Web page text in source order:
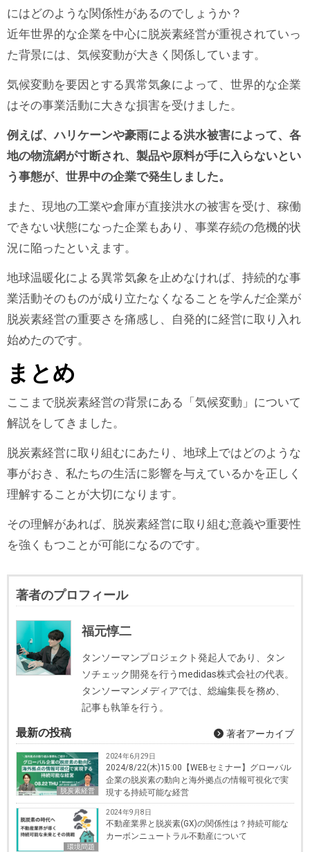
にはどのような関係性があるのでしょうか？
近年世界的な企業を中心に脱炭素経営が重視されていっ
た背景には、気候変動が大きく関係しています。
気候変動を要因とする異常気象によって、世界的な企業
はその事業活動に大きな損害を受けました。
例えば、ハリケーンや豪雨による洪水被害によって、各
地の物流網が寸断され、製品や原料が手に入らないとい
う事態が、世界中の企業で発生しました。
また、現地の工業や倉庫が直接洪水の被害を受け、稼働
できない状態になった企業もあり、事業存続の危機的状
況に陥ったといえます。
地球温暖化による異常気象を止めなければ、持続的な事
業活動そのものが成り立たなくなることを学んだ企業が
脱炭素経営の重要さを痛感し、自発的に経営に取り入れ
始めたのです。
まとめ
ここまで脱炭素経営の背景にある「気候変動」について
解説をしてきました。
脱炭素経営に取り組むにあたり、地球上ではどのような
事がおき、私たちの生活に影響を与えているかを正しく
理解することが大切になります。
その理解があれば、脱炭素経営に取り組む意義や重要性
を強くもつことが可能になるのです。
著者のプロフィール
福元惇二
タンソーマンプロジェクト発起人であり、タン
ソチェック開発を行うmedidas株式会社の代表。
タンソーマンメディアでは、総編集長を務め、
記事も執筆を行う。
最新の投稿 著者アーカイブ
脱炭素経営
2024年6月29日
2024/8/22(木)15:00【WEBセミナー】グローバル
企業の脱炭素の動向と海外拠点の情報可視化で実
現する持続可能な経営
環境問題
2024年9月8日
不動産業界と脱炭素(GX)の関係性は？持続可能な
カーボンニュートラル不動産について